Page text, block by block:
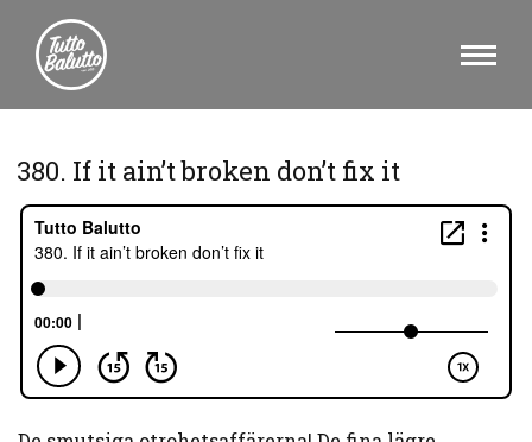
380. If it ain’t broken don’t fix it